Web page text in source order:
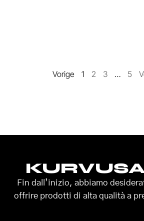
Vorige 1 2 3 … 5
Fin dall’inizio, abbiamo
offrire prodotti di alta qualità a